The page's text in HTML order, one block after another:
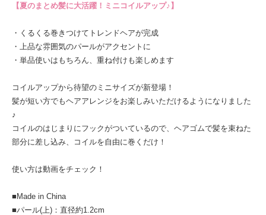
【夏のまとめ髪に大活躍！ミニコイルアップ♪】
・くるくる巻きつけてトレンドヘアが完成
・上品な雰囲気のパールがアクセントに
・単品使いはもちろん、重ね付けも楽しめます
コイルアップから待望のミニサイズが新登場！
髪が短い方でもヘアアレンジをお楽しみいただけるようになりました
♪
コイルのはじまりにフックがついているので、ヘアゴムで髪を束ねた
部分に差し込み、コイルを自由に巻くだけ！
使い方は動画をチェック！
■Made in China
■パール(上)：直径約1.2cm